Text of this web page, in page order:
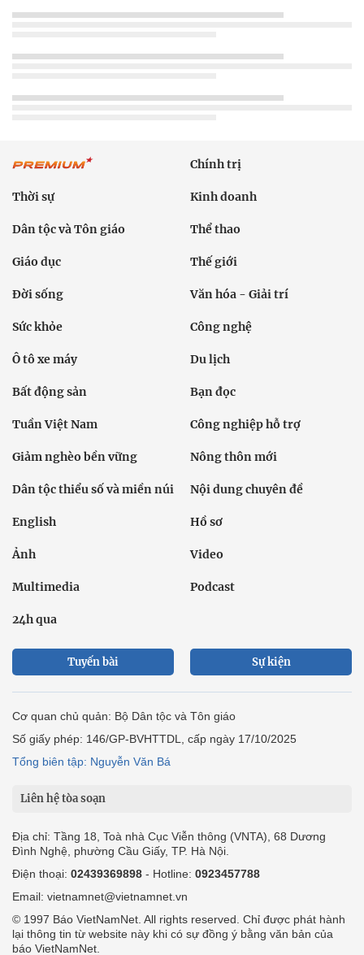
Chính trị
Thời sự Kinh doanh
Dân tộc và Tôn giáo Thể thao
Giáo dục Thế giới
Đời sống Văn hóa - Giải trí
Sức khỏe Công nghệ
Ô tô xe máy Du lịch
Bất động sản Bạn đọc
Tuần Việt Nam Công nghiệp hỗ trợ
Giảm nghèo bền vững Nông thôn mới
Dân tộc thiểu số và miền núi Nội dung chuyên đề
English Hồ sơ
Ảnh Video
Multimedia Podcast
24h qua
Tuyến bài Sự kiện
Cơ quan chủ quản: Bộ Dân tộc và Tôn giáo
Số giấy phép: 146/GP-BVHTTDL, cấp ngày 17/10/2025
Tổng biên tập: Nguyễn Văn Bá
Liên hệ tòa soạn
Địa chỉ: Tầng 18, Toà nhà Cục Viễn thông (VNTA), 68 Dương
Đình Nghệ, phường Cầu Giấy, TP. Hà Nội.
Điện thoại: 02439369898 - Hotline: 0923457788
Email: vietnamnet@vietnamnet.vn
© 1997 Báo VietNamNet. All rights reserved. Chỉ được phát hành
lại thông tin từ website này khi có sự đồng ý bằng văn bản của
báo VietNamNet.